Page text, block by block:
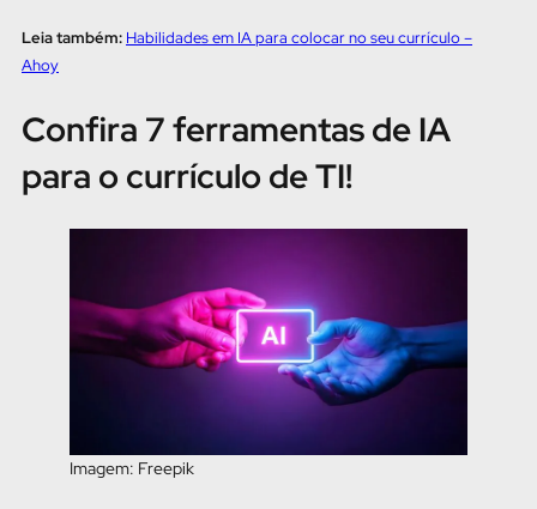
Leia também: Habilidades em IA para colocar no seu currículo –
Ahoy
Confira 7 ferramentas de IA
para o currículo de TI!
Imagem: Freepik